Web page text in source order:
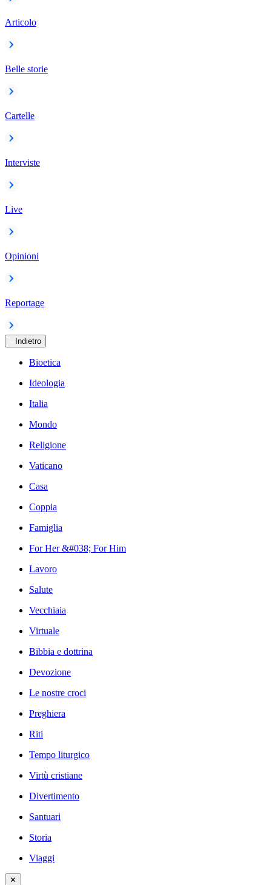
Articolo
Belle storie
Cartelle
Interviste
Live
Opinioni
Reportage
Indietro
Bioetica
Ideologia
Italia
Mondo
Religione
Vaticano
Casa
Coppia
Famiglia
For Her &#038; For Him
Lavoro
Salute
Vecchiaia
Virtuale
Bibbia e dottrina
Devozione
Le nostre croci
Preghiera
Riti
Tempo liturgico
Virtù cristiane
Divertimento
Santuari
Storia
Viaggi
✕